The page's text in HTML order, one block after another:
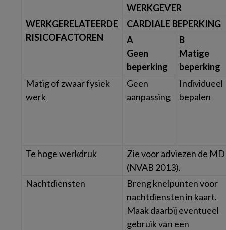
WERKGERELATEERDE
RISICOFACTOREN
WERKGEVER
CARDIALE BEPERKING
A
Geen
beperking
B
Matige
beperking
Matig of zwaar fysiek
werk
Geen
aanpassing
Individueel
bepalen
Te hoge werkdruk
Zie voor adviezen de
(NVAB 2013).
Nachtdiensten
Breng knelpunten voor
nachtdiensten in kaart.
Maak daarbij eventueel
gebruik van een